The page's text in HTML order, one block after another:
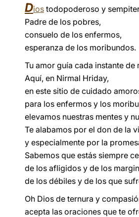
Dios todopoderoso y
Padre de los pobres,
consuelo de los enfermos,
esperanza de los moribundos.
Tu amor guía cada instante de
Aquí, en Nirmal Hriday,
en este sitio de cuidado
para los enfermos y los
elevamos nuestras mentes y
Te alabamos por el don de la
y especialmente por la
Sabemos que estás siempre
de los afligidos y de los
de los débiles y de los que
Oh Dios de ternura y
acepta las oraciones que te